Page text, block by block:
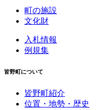
町の施設
文化財
入札情報
例規集
皆野町について
皆野町紹介
位置・地勢・歴史